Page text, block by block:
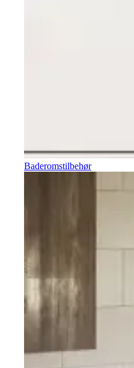
Baderomstilbehør